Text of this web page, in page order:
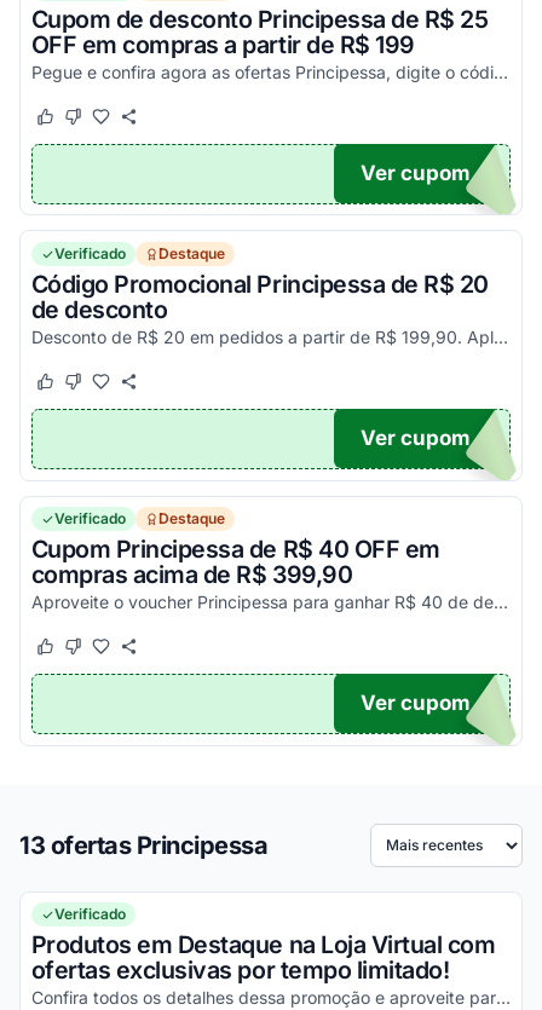
Cupom de desconto Principessa de R$ 25
OFF em compras a partir de R$ 199
Pegue e confira agora as ofertas Principessa, digite o código na sacola e economize R$ 25 OFF extra. Desfrute dessa vantagem!
Este cupom funcionou
Este cupom não funcionou
MPRA
Ver cupom
Verificado Destaque
Código Promocional Principessa de R$ 20
de desconto
Desconto de R$ 20 em pedidos a partir de R$ 199,90. Aplique o Cupom Principessa no carrinho e poupe agora!
Este cupom funcionou
Este cupom não funcionou
20
Ver cupom
Verificado Destaque
Cupom Principessa de R$ 40 OFF em
compras acima de R$ 399,90
Aproveite o voucher Principessa para ganhar R$ 40 de desconto em todas as compras a partir de R$ 399,90. Pegue seu código Principessa e confira agora!
Este cupom funcionou
Este cupom não funcionou
N40
Ver cupom
13 ofertas Principessa Ordenar por
Verificado
Produtos em Destaque na Loja Virtual com
ofertas exclusivas por tempo limitado!
Confira todos os detalhes dessa promoção e aproveite para economizar da melhor maneira possível!